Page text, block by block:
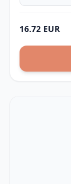
16.72 EUR